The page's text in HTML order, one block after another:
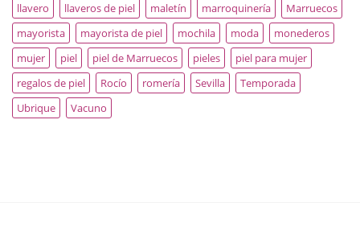
llavero
llaveros de piel maletín marroquinería
Marruecos
mayorista
mayorista de piel mochila moda
monederos
mujer
piel piel de Marruecos pieles
piel para mujer
regalos de piel
Rocío romería Sevilla
Temporada
Ubrique
Vacuno